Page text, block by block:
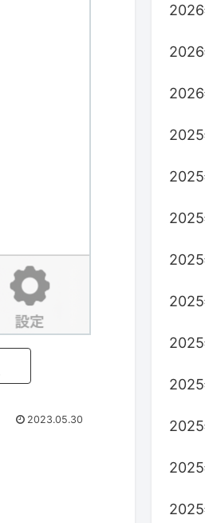
2023.05.30
2026
2025
2025
2025
2025